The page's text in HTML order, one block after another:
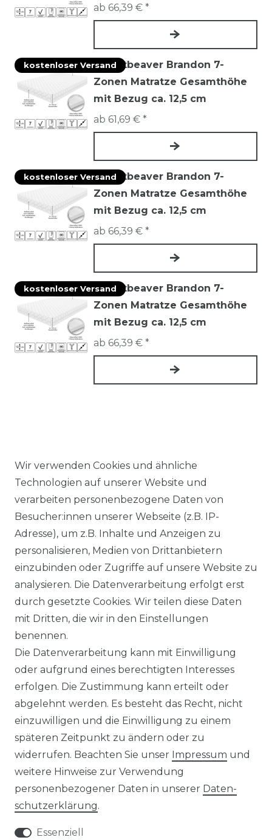
ab 66,39 € *
kostenloser VersandMountbeaver Brandon 7-
Zonen Matratze Gesamthöhe
mit Bezug ca. 12,5 cm
ab 61,69 € *
kostenloser VersandMountbeaver Brandon 7-
Zonen Matratze Gesamthöhe
mit Bezug ca. 12,5 cm
ab 66,39 € *
kostenloser VersandMountbeaver Brandon 7-
Zonen Matratze Gesamthöhe
mit Bezug ca. 12,5 cm
ab 66,39 € *
SHOP
ZAHLUNGSARTEN
VERSAND
MICROVERPACKUNG
MEIN KONTO
WARENKORB
REGISTRIEREN
LOGIN
ZAHLUNG UND VERSAND
Impressum
Wir verwenden Cookies und ähnliche
Technologien auf unserer Website und
verarbeiten personenbezogene Daten von
Besucher:innen unserer Webseite (z.B. IP-
Adresse), um z.B. Inhalte und Anzeigen zu
personalisieren, Medien von Drittanbietern
einzubinden oder Zugriffe auf unsere Website zu
analysieren. Die Datenverarbeitung erfolgt erst
durch gesetzte Cookies. Wir teilen diese Daten
mit Dritten, die wir in den Einstellungen
benennen.
Die Datenverarbeitung kann mit Einwilligung
oder aufgrund eines berechtigten Interesses
erfolgen. Die Zustimmung kann erteilt oder
abgelehnt werden. Es besteht das Recht, nicht
einzuwilligen und die Einwilligung zu einem
späteren Zeitpunkt zu ändern oder zu
widerrufen. Beachten Sie unser Impressum und
weitere Hinweise zur Verwendung
personenbezogener Daten in unserer Daten­
schutz­erklärung.
Essenziell